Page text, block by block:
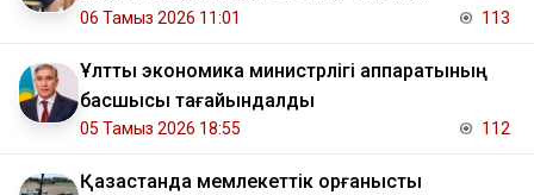
06 Тамыз 2026 11:01 113
Ұлттық экономика министрлігі аппаратының
басшысы тағайындалды
05 Тамыз 2026 18:55 112
Қазақстанда мемлекеттік қорғаныстық